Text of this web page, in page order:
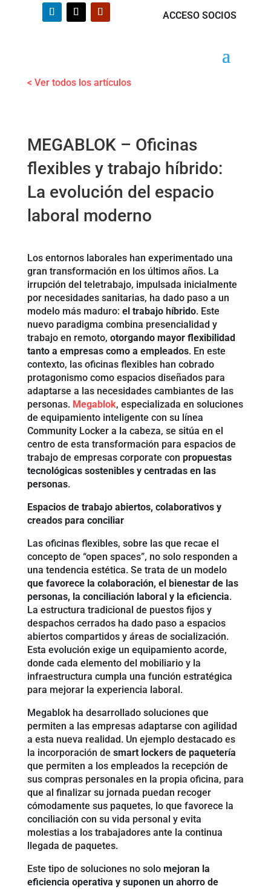
ACCESO SOCIOS
< Ver todos los artículos
MEGABLOK – Oficinas
flexibles y trabajo híbrido:
La evolución del espacio
laboral moderno
Los entornos laborales han experimentado una
gran transformación en los últimos años. La
irrupción del teletrabajo, impulsada inicialmente
por necesidades sanitarias, ha dado paso a un
modelo más maduro: el trabajo híbrido. Este
nuevo paradigma combina presencialidad y
trabajo en remoto, otorgando mayor flexibilidad
tanto a empresas como a empleados. En este
contexto, las oficinas flexibles han cobrado
protagonismo como espacios diseñados para
adaptarse a las necesidades cambiantes de las
personas. Megablok, especializada en soluciones
de equipamiento inteligente con su línea
Community Locker a la cabeza, se sitúa en el
centro de esta transformación para espacios de
trabajo de empresas corporate con propuestas
tecnológicas sostenibles y centradas en las
personas.
Espacios de trabajo abiertos, colaborativos y
creados para conciliar
Las oficinas flexibles, sobre las que recae el
concepto de “open spaces”, no solo responden a
una tendencia estética. Se trata de un modelo
que favorece la colaboración, el bienestar de las
personas, la conciliación laboral y la eficiencia.
La estructura tradicional de puestos fijos y
despachos cerrados ha dado paso a espacios
abiertos compartidos y áreas de socialización.
Esta evolución exige un equipamiento acorde,
donde cada elemento del mobiliario y la
infraestructura cumpla una función estratégica
para mejorar la experiencia laboral.
Megablok ha desarrollado soluciones que
permiten a las empresas adaptarse con agilidad
a esta nueva realidad. Un ejemplo destacado es
la incorporación de smart lockers de paquetería
que permiten a los empleados la recepción de
sus compras personales en la propia oficina, para
que al finalizar su jornada puedan recoger
cómodamente sus paquetes, lo que favorece la
conciliación con su vida personal y evita
molestias a los trabajadores ante la continua
llegada de paquetes.
Este tipo de soluciones no solo mejoran la
eficiencia operativa y suponen un ahorro de